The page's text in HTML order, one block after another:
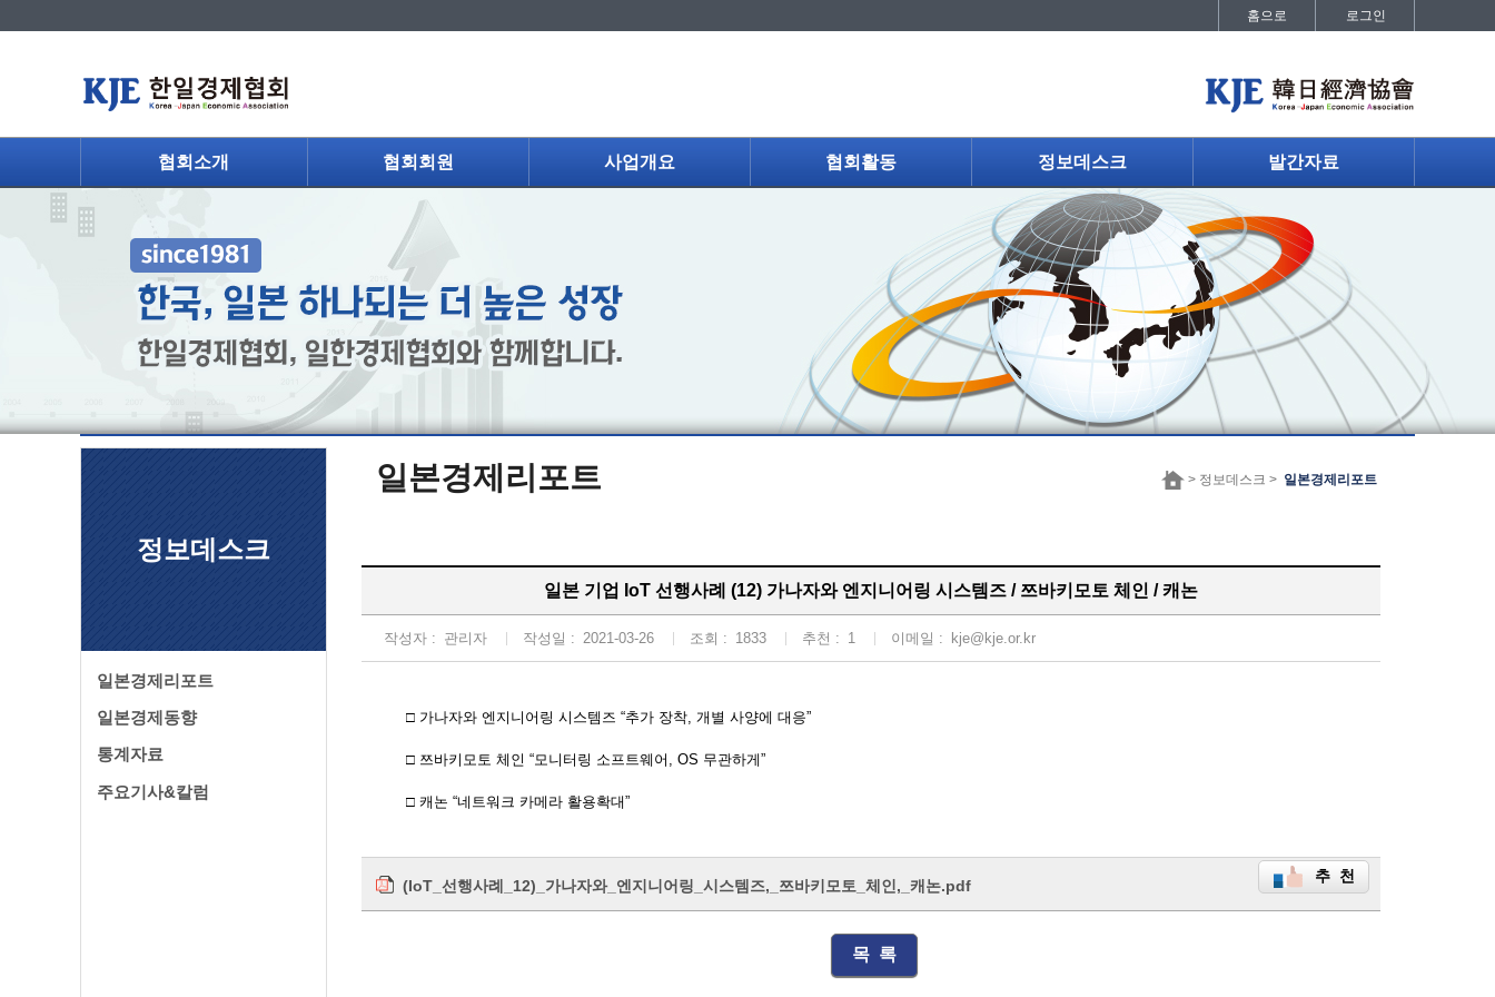
홈으로 로그인
협회소개 협회회원 사업개요 협회활동 정보데스크 발간자료
정보데스크
일본경제리포트
일본경제동향
통계자료
주요기사&칼럼
일본경제리포트 > 정보데스크 > 일본경제리포트
일본 기업 IoT 선행사례 (12) 가나자와 엔지니어링 시스템즈 / 쯔바키모토 체인 / 캐논
작성자 : 관리자 작성일 : 2021-03-26 조회 : 1833 추천 : 1 이메일 : kje@kje.or.kr
□ 가나자와 엔지니어링 시스템즈 “추가 장착, 개별 사양에 대응”
□ 쯔바키모토 체인 “모니터링 소프트웨어, OS 무관하게”
□ 캐논 “네트워크 카메라 활용확대”
(IoT_선행사례_12)_가나자와_엔지니어링_시스템즈,_쯔바키모토_체인,_캐논.pdf
추 천
목 록